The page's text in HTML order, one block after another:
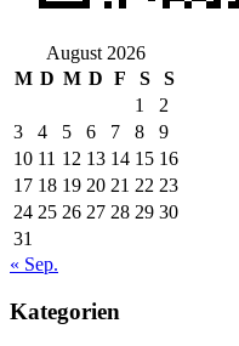
August 2026
M D M D F S
S
1
2
3
4 5 6 7 8
9
10 11 12 13 14 15 16
17 18 19 20 21 22 23
24 25 26 27 28 29 30
31
« Sep.
Kategorien